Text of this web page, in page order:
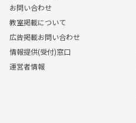
お問い合わせ
教室掲載について
広告掲載お問い合わせ
情報提供(受付)窓口
運営者情報